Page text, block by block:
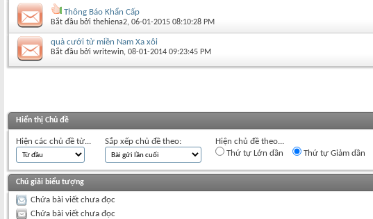
Thông Báo Khẩn Cấp
Bắt đầu bởi thehiena2‎, 06-01-2015 08:10:28 PM
quà cưới từ miền Nam Xa xôi
Bắt đầu bởi writewin‎, 08-01-2014 09:23:45 PM
Hiển thị Chủ đề
Hiện các chủ đề từ... Sắp xếp chủ đề theo:
Hiện chủ đề theo...
Thứ tự Lớn dần
Thứ tự Giảm dần
Chú giải biểu tượng
Chứa bài viết chưa đọc
Chứa bài viết chưa đọc